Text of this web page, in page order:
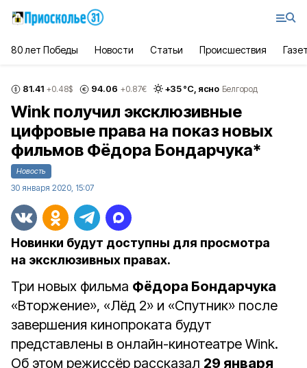
80 лет Победы Новости Статьи Происшествия
81.41 +0.48$ 94.06 +0.87€ +35°С, ясно Белгород
Wink получил эксклюзивные
цифровые права на показ новых
фильмов Фёдора Бондарчука*
Новость
30 января 2020, 15:07
Новинки будут доступны для просмотра
на эксклюзивных правах.
Три новых фильма Фёдора Бондарчука
«Вторжение», «Лёд 2» и «Спутник» после
завершения кинопроката будут
представлены в онлайн-кинотеатре Wink.
Об этом режиссёр рассказал 29 января